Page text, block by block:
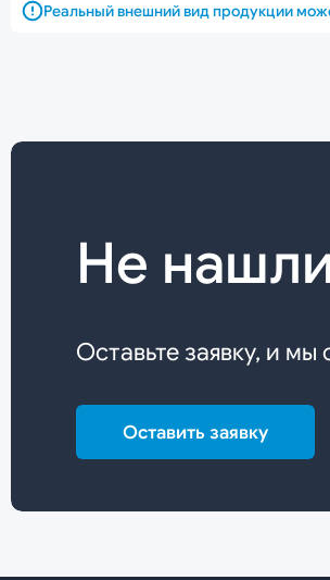
Реальный внешний вид продукции
Не
Оставьте заявку, и
Оставить заявку